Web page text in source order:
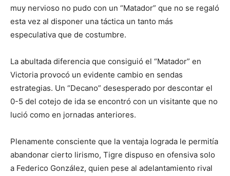
muy nervioso no pudo con un “Matador” que no se regaló
esta vez al disponer una táctica un tanto más
especulativa que de costumbre.
La abultada diferencia que consiguió el “Matador” en
Victoria provocó un evidente cambio en sendas
estrategias. Un “Decano” desesperado por descontar el
0-5 del cotejo de ida se encontró con un visitante que no
lució como en jornadas anteriores.
Plenamente consciente que la ventaja lograda le permitía
abandonar cierto lirismo, Tigre dispuso en ofensiva solo
a Federico González, quien pese al adelantamiento rival